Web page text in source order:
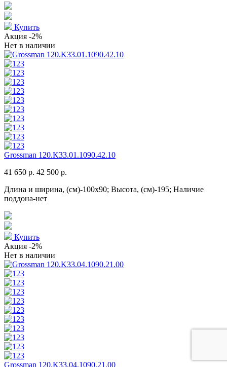
Купить
Акция -2%
Нет в наличии
Grossman 120.K33.01.1090.42.10
41 650 р. 42 500 р.
Длина и ширина, (см)-100x90; Высота, (см)-195; Наличие
поддона-нет
Купить
Акция -2%
Нет в наличии
Grossman 120.K33.04.1090.21.00